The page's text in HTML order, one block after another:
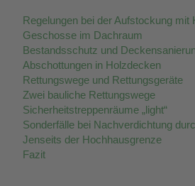
Regelungen bei der Aufstockung mit
Geschosse im Dachraum
Bestandsschutz und
Abschottungen in Holzdecken
Rettungswege und Rettungsgeräte
Zwei bauliche Rettungswege
Sicherheitstreppenräume „light“
Sonderfälle bei Nachverdichtung
Jenseits der Hochhausgrenze
Fazit